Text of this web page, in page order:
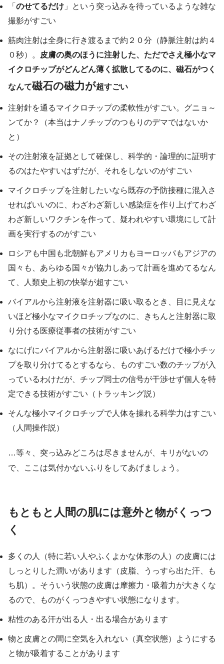
「 のせてるだけ 」という突っ込みを待っているような雑な
撮影がすごい
筋肉注射は全身に行き渡るまで約２０分（静脈注射は約４
０秒）。
皮膚の奥のほうに注射した、ただでさえ極小なマ
イクロチップがどんどん薄く拡散してるのに、磁石がつく
なんて磁石の磁力が超すごい
注射針を通るマイクロチップの柔軟性がすごい。グニョ～
ンてか？（本当はナノチップのつもりのデマではないか
と）
その注射液を証拠として確保し、科学的・論理的に証明す
るのはたやすいはずだが、それをしないのがすごい
マイクロチップを注射したいなら既存の予防接種に混入さ
せればいいのに、わざわざ新しい感染症を作り上げてわざ
わざ新しいワクチンを作って、疑われやすい環境にして計
画を実行するのがすごい
ロシアも中国も北朝鮮もアメリカもヨーロッパもアジアの
国々も、あらゆる国々が協力しあって計画を進めてるなん
て、人類史上初の快挙が超すごい
バイアルから注射液を注射器に吸い取るとき、目に見えな
いほど極小なマイクロチップなのに、きちんと注射器に取
り分ける医療従事者の技術がすごい
なにげにバイアルから注射器に吸いあげるだけで極小チッ
プを取り分けてるとするなら、ものすごい数のチップが入
っているわけだが、チップ同士の信号が干渉せず個人を特
定できる技術がすごい（トラッキング説）
そんな極小マイクロチップで人体を操れる科学力はすごい
（人間操作説）
…等々、突っ込みどころは尽きませんが、キリがないの
で、ここは気付かないふりをしてあげましょう。
もともと人間の肌には意外と物がくっつ
く
多くの人（特に若い人やふくよかな体形の人）の皮膚には
しっとりした潤いがあります（皮脂、うっすら出た汗、も
ち肌）。そういう状態の皮膚は摩擦力・吸着力が大きくな
るので、ものがくっつきやすい状態になります。
粘性のある汗が出る人・出る場合があります
物と皮膚との間に空気を入れない（真空状態）ようにする
と物が吸着することがあります